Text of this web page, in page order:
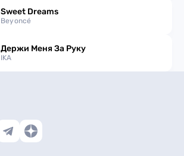
Sweet Dreams
Beyoncé
Держи Меня За Руку
IKA